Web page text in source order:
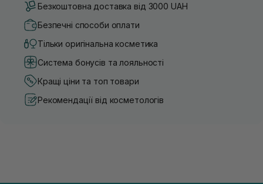
Безкоштовна доставка від 3000 UAH
Безпечні способи оплати
Тільки оригінальна косметика
Система бонусів та лояльності
Кращі ціни та топ товари
Рекомендації від косметологів